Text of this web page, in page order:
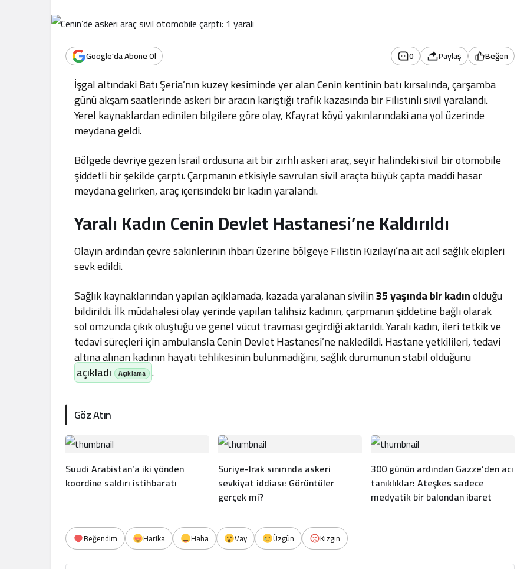
Google'da Abone Ol 0 Paylaş Beğen
İşgal altındaki Batı Şeria’nın kuzey kesiminde yer alan Cenin kentinin batı kırsalında, çarşamba
günü akşam saatlerinde askeri bir aracın karıştığı trafik kazasında bir Filistinli sivil yaralandı.
Yerel kaynaklardan edinilen bilgilere göre olay, Kfayrat köyü yakınlarındaki ana yol üzerinde
meydana geldi.
Bölgede devriye gezen İsrail ordusuna ait bir zırhlı askeri araç, seyir halindeki sivil bir otomobile
şiddetli bir şekilde çarptı. Çarpmanın etkisiyle savrulan sivil araçta büyük çapta maddi hasar
meydana gelirken, araç içerisindeki bir kadın yaralandı.
Yaralı Kadın Cenin Devlet Hastanesi’ne Kaldırıldı
Olayın ardından çevre sakinlerinin ihbarı üzerine bölgeye Filistin Kızılayı’na ait acil sağlık ekipleri
sevk edildi.
Sağlık kaynaklarından yapılan açıklamada, kazada yaralanan sivilin35 yaşında bir kadınolduğu
bildirildi. İlk müdahalesi olay yerinde yapılan talihsiz kadının, çarpmanın şiddetine bağlı olarak
sol omzunda çıkık oluştuğu ve genel vücut travması geçirdiği aktarıldı. Yaralı kadın, ileri tetkik ve
tedavi süreçleri için ambulansla Cenin Devlet Hastanesi’ne nakledildi. Hastane yetkilileri, tedavi
altına alınan kadının hayati tehlikesinin bulunmadığını, sağlık durumunun stabil olduğunu
açıkladı .
Göz Atın
Suudi Arabistan’a iki yönden
koordine saldırı istihbaratı
Suriye-Irak sınırında askeri
sevkiyat iddiası: Görüntüler
gerçek mi?
300 günün ardından Gazze’den acı
tanıklıklar: Ateşkes sadece
medyatik bir balondan ibaret
Beğendim Harika Haha Vay Üzgün Kızgın